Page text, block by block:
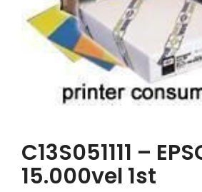
C13S051111 –
15.000vel 1st